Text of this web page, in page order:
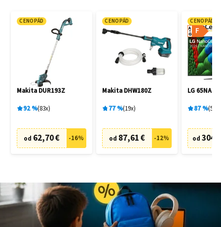
CENOPÁD
Makita DUR193Z
92% 83x
od 62,70 € -16%
CENOPÁD
Makita DHW180Z
77% 19x
od 87,61 € -12%
CENOPÁD
F
A
G
LG
87% 5
od